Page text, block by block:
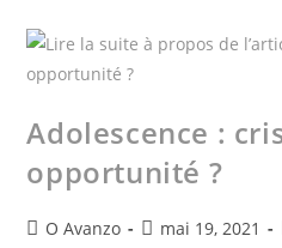
Adolescence :
opportunité ?
O Avanzo mai 19, 2021